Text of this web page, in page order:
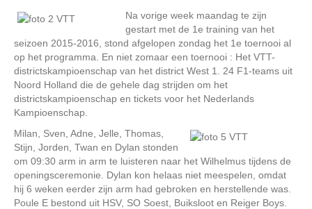
Na vorige week maandag te zijn
gestart met de 1e training van het
seizoen 2015-2016, stond afgelopen zondag het 1e toernooi al
op het programma. En niet zomaar een toernooi : Het VTT-
districtskampioenschap van het district West 1. 24 F1-teams uit
Noord Holland die de gehele dag strijden om het
districtskampioenschap en tickets voor het Nederlands
Kampioenschap.
Milan, Sven, Adne, Jelle, Thomas,
Stijn, Jorden, Twan en Dylan stonden
om 09:30 arm in arm te luisteren naar het Wilhelmus tijdens de
openingsceremonie. Dylan kon helaas niet meespelen, omdat
hij 6 weken eerder zijn arm had gebroken en herstellende was.
Poule E bestond uit HSV, SO Soest, Buiksloot en Reiger Boys.